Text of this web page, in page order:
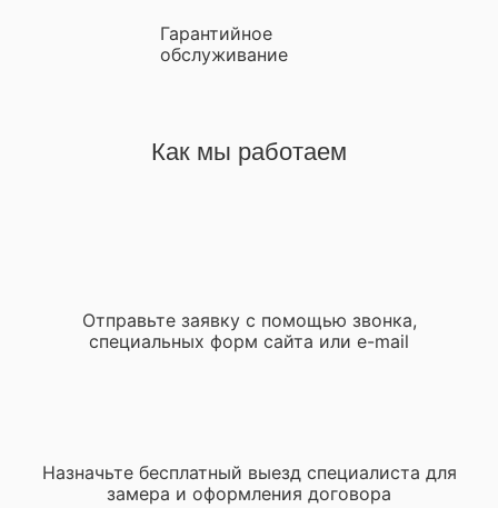
Гарантийное
обслуживание
Как мы работаем
Отправьте заявку с помощью звонка,
специальных форм сайта или e-mail
Назначьте бесплатный выезд специалиста для
замера и оформления договора